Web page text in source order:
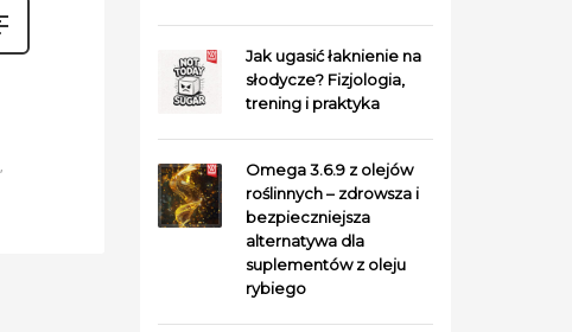
Jak ugasić łaknienie na
słodycze? Fizjologia,
trening i praktyka
Omega 3.6.9 z olejów
roślinnych – zdrowsza i
bezpieczniejsza
alternatywa dla
suplementów z oleju
rybiego